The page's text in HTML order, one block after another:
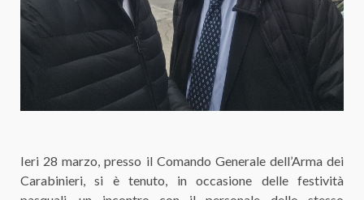
Ieri 28 marzo, presso il Comando Generale dell’Arma dei
Carabinieri, si è tenuto, in occasione delle festività